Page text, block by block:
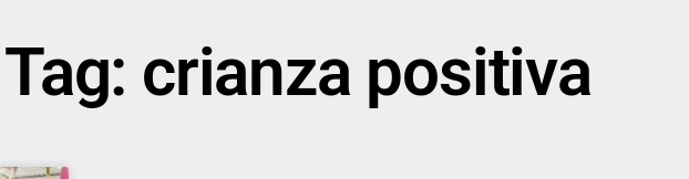
Tag: crianza positiva